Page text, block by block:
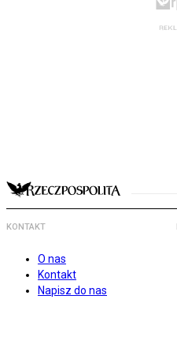
KONTAKT
O nas
Kontakt
Napisz do nas